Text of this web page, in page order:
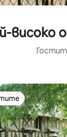
високо